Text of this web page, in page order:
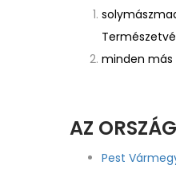
minden más
AZ
Pest